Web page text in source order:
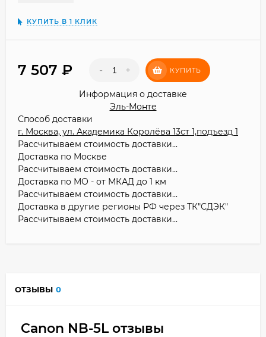
КУПИТЬ В 1 КЛИК
7 507 - + КУПИТЬ
Информация о доставке
Эль-Монте
Способ доставки
г. Москва, ул. Академика Королёва 13ст 1,подъезд 1
Рассчитываем стоимость доставки...
Доставка по Москве
Рассчитываем стоимость доставки...
Доставка по МО - от МКАД до 1 км
Рассчитываем стоимость доставки...
Доставка в другие регионы РФ через ТК"СДЭК"
Рассчитываем стоимость доставки...
ОТЗЫВЫ 0
Canon NB-5L отзывы